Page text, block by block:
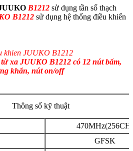
B1212 sử dụng tần số thạch
B1212 sử dụng hệ thống điều khiển
xa JUUKO B1212 có 12 nút bấm,
khẩn, nút on/off
Thông số kỹ thuật
470MHz(256CH)
GFSK